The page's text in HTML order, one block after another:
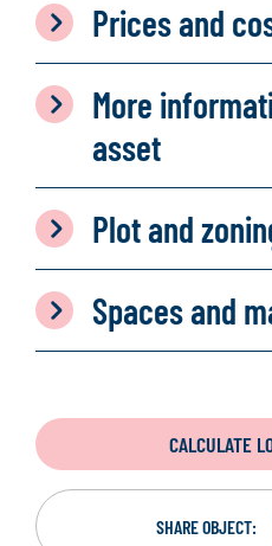
Prices and
More
asset
Plot and
Spaces and
CALCULATE
SHARE OBJECT: